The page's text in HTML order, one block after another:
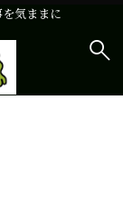
気ままに